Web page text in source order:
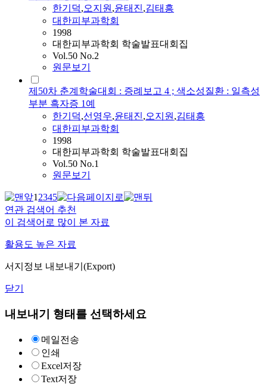
한기덕,오지원,윤태진,김태흥
대한피부과학회
1998
대한피부과학회 학술발표대회집
Vol.50 No.2
원문보기
제50차 춘계학술대회 : 증례보고 4 ; 색소성질환 : 일측성
부분 흑자증 1예
한기덕,선영우,윤태진,오지원,김태흥
대한피부과학회
1998
대한피부과학회 학술발표대회집
Vol.50 No.1
원문보기
12345
연관 검색어 추천
이 검색어로 많이 본 자료
활용도 높은 자료
서지정보 내보내기(Export)
닫기
내보내기 형태를 선택하세요
메일전송
인쇄
Excel저장
Text저장